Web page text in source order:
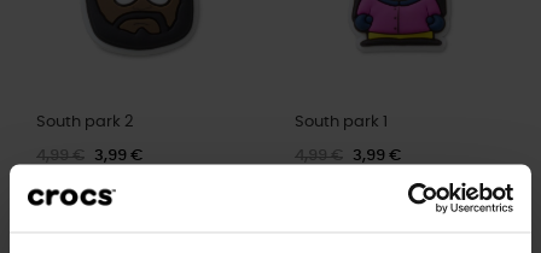
South park 2
4,99 € 3,99 €
South park 1
4,99 € 3,99 €